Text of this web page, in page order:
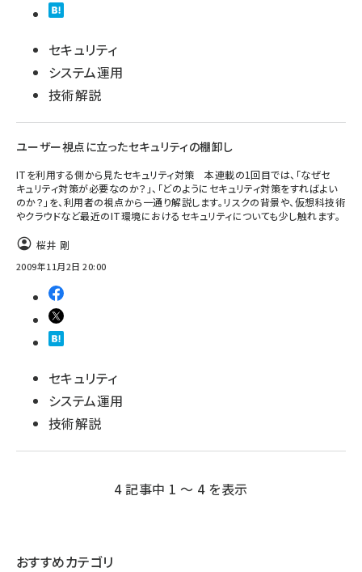
セキュリティ
システム運用
技術解説
ユーザー視点に立ったセキュリティの棚卸し
ITを利用する側から見たセキュリティ対策 本連載の1回目では、「なぜセ
キュリティ対策が必要なのか？」、「どのようにセキュリティ対策をすればよい
のか？」を、利用者の視点から一通り解説します。リスクの背景や、仮想科技術
やクラウドなど最近のIT環境におけるセキュリティについても少し触れます。
桜井 剛
2009年11月2日 20:00
セキュリティ
システム運用
技術解説
4 記事中 1 ～ 4 を表示
おすすめカテゴリ